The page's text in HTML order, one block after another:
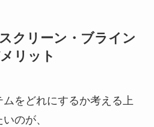
クリーン・ブライン
リット
をどれにするか考える上
のが、